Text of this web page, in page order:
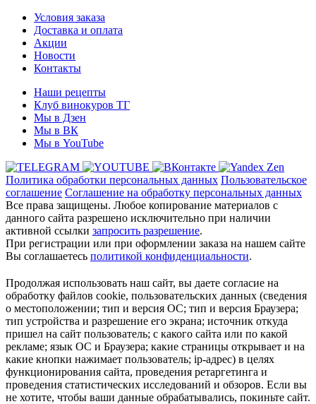
Условия заказа
Доставка и оплата
Акции
Новости
Контакты
Наши рецепты
Клуб винокуров ТГ
Мы в Дзен
Мы в ВК
Мы в YouTube
Политика обработки персональных данных Пользовательское
соглашение Соглашение на обработку персональных данных
Все права защищены. Любое копирование материалов с
данного сайта разрешено исключительно при наличии
активной ссылки запросить разрешение.
При регистрации или при оформлении заказа на нашем сайте
Вы соглашаетесь политикой конфиденциальности.
Продолжая использовать наш сайт, вы даете согласие на
обработку файлов cookie, пользовательских данных (сведения
о местоположении; тип и версия ОС; тип и версия Браузера;
тип устройства и разрешение его экрана; источник откуда
пришел на сайт пользователь; с какого сайта или по какой
рекламе; язык ОС и Браузера; какие страницы открывает и на
какие кнопки нажимает пользователь; ip-адрес) в целях
функционирования сайта, проведения ретаргетинга и
проведения статистических исследований и обзоров. Если вы
не хотите, чтобы ваши данные обрабатывались, покиньте сайт.